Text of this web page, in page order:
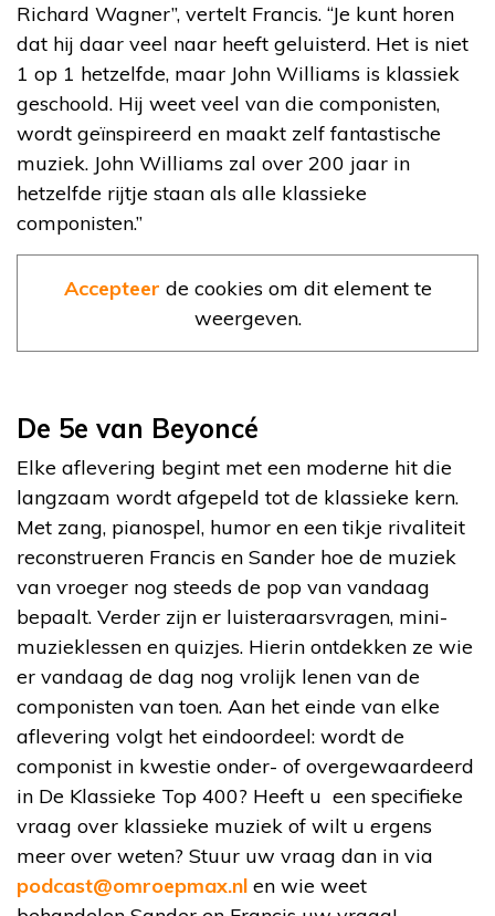
Richard Wagner”, vertelt Francis. “Je kunt horen
dat hij daar veel naar heeft geluisterd. Het is niet
1 op 1 hetzelfde, maar John Williams is klassiek
geschoold. Hij weet veel van die componisten,
wordt geïnspireerd en maakt zelf fantastische
muziek. John Williams zal over 200 jaar in
hetzelfde rijtje staan als alle klassieke
componisten.”
Accepteer de cookies om dit element te
weergeven.
De 5e van Beyoncé
Elke aflevering begint met een moderne hit die
langzaam wordt afgepeld tot de klassieke kern.
Met zang, pianospel, humor en een tikje rivaliteit
reconstrueren Francis en Sander hoe de muziek
van vroeger nog steeds de pop van vandaag
bepaalt. Verder zijn er luisteraarsvragen, mini-
muzieklessen en quizjes. Hierin ontdekken ze wie
er vandaag de dag nog vrolijk lenen van de
componisten van toen. Aan het einde van elke
aflevering volgt het eindoordeel: wordt de
componist in kwestie onder- of overgewaardeerd
in De Klassieke Top 400? Heeft u een specifieke
vraag over klassieke muziek of wilt u ergens
meer over weten? Stuur uw vraag dan in via
podcast@omroepmax.nl en wie weet